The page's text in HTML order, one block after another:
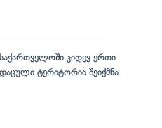
საქართველოში კიდევ ერთი
დაცული ტერიტორია შეიქმნა